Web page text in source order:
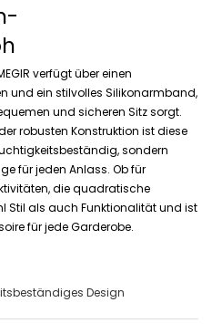
verfügt über einen
und ein stilvolles Silikonarmband,
und sicheren Sitz sorgt.
robusten Konstruktion ist diese
sondern
für jeden Anlass. Ob für
die quadratische
Stil als auch Funktionalität und ist
für jede Garderobe.
Design